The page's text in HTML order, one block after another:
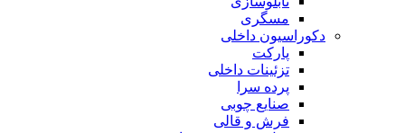
مسگری
دکوراسیون داخلی
پارکت
تزئینات داخلی
پرده سرا
صنایع چوبی
فرش و قالی